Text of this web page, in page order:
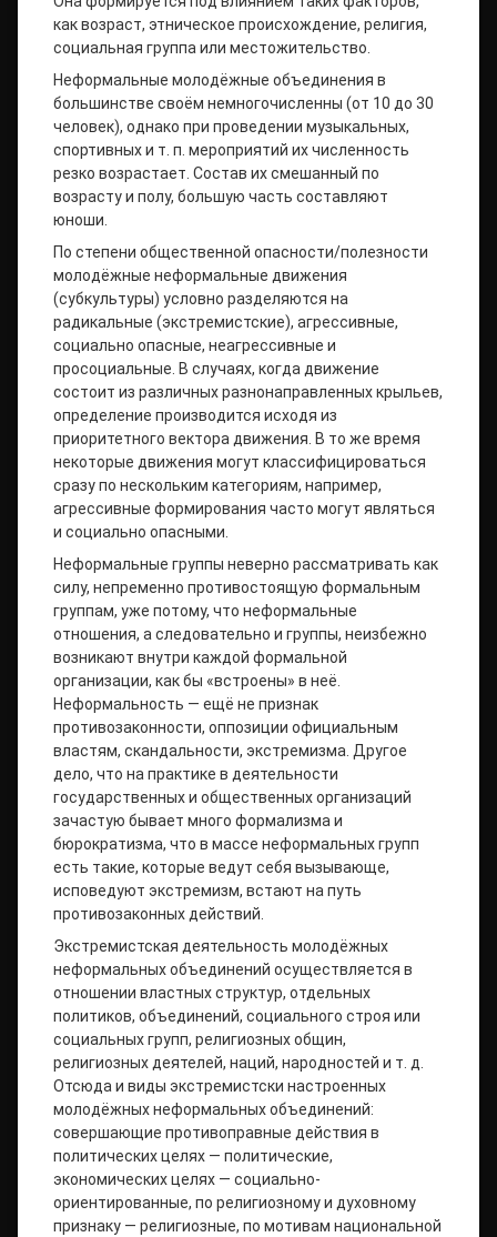
как возраст, этническое происхождение, религия,
социальная группа или местожительство.
Неформальные молодёжные объединения в
большинстве своём немногочисленны (от 10 до 30
человек), однако при проведении музыкальных,
спортивных и т. п. мероприятий их численность
резко возрастает. Состав их смешанный по
возрасту и полу, большую часть составляют
юноши.
По степени общественной опасности/полезности
молодёжные неформальные движения
(субкультуры) условно разделяются на
радикальные (экстремистские), агрессивные,
социально опасные, неагрессивные и
просоциальные. В случаях, когда движение
состоит из различных разнонаправленных крыльев,
определение производится исходя из
приоритетного вектора движения. В то же время
некоторые движения могут классифицироваться
сразу по нескольким категориям, например,
агрессивные формирования часто могут являться
и социально опасными.
Неформальные группы неверно рассматривать как
силу, непременно противостоящую формальным
группам, уже потому, что неформальные
отношения, а следовательно и группы, неизбежно
возникают внутри каждой формальной
организации, как бы «встроены» в неё.
Неформальность — ещё не признак
противозаконности, оппозиции официальным
властям, скандальности, экстремизма. Другое
дело, что на практике в деятельности
государственных и общественных организаций
зачастую бывает много формализма и
бюрократизма, что в массе неформальных групп
есть такие, которые ведут себя вызывающе,
исповедуют экстремизм, встают на путь
противозаконных действий.
Экстремистская деятельность молодёжных
неформальных объединений осуществляется в
отношении властных структур, отдельных
политиков, объединений, социального строя или
социальных групп, религиозных общин,
религиозных деятелей, наций, народностей и т. д.
Отсюда и виды экстремистски настроенных
молодёжных неформальных объединений:
совершающие противоправные действия в
политических целях — политические,
экономических целях — социально-
ориентированные, по религиозному и духовному
признаку — религиозные, по мотивам национальной